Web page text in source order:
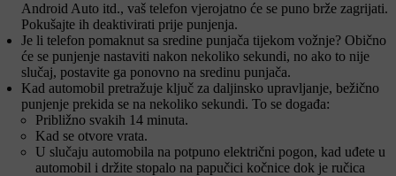
Android Auto itd., vaš telefon vjerojatno će se puno brže zagrijati.
Pokušajte ih deaktivirati prije punjenja.
Je li telefon pomaknut sa sredine punjača tijekom vožnje? Obično
će se punjenje nastaviti nakon nekoliko sekundi, no ako to nije
slučaj, postavite ga ponovno na sredinu punjača.
Kad automobil pretražuje ključ za daljinsko upravljanje, bežično
punjenje prekida se na nekoliko sekundi. To se događa:
Približno svakih 14 minuta.
Kad se otvore vrata.
U slučaju automobila na potpuno električni pogon, kad uđete u
automobil i držite stopalo na papučici kočnice dok je ručica